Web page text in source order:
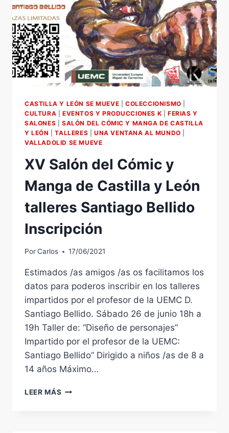
DUERO.
30
Y
JULIO.
C/
ISILLA
CASTILLA Y LEÓN SE MUEVE |COLECCIONISMO
CULTURA
EVENTOS Y PRODUCCIONES K |FERIAS Y
SALONES
SALÓN DEL CÓMIC Y MANGA DE CASTILLA
Y LEÓN
|TALLERES UNA VENTANA AL MUNDO
VALLADOLID SE MUEVE
XV Salón del Cómic y
Manga de Castilla y León
talleres Santiago Bellido
Inscripción
PorCarlos 17/06/2021
Estimados /as amigos /as os facilitamos los
datos para poderos inscribir en los talleres
impartidos por el profesor de la UEMC D.
Santiago Bellido. Sábado 26 de junio 18h a
19h Taller de: “Diseño de personajes”
Impartido por el profesor de la UEMC:
Santiago Bellido” Dirigido a niños /as de 8 a
14 años Máximo…
LEER MÁS XV